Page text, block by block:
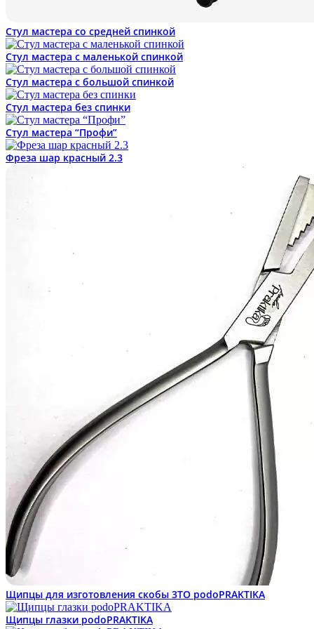
Стул мастера со средней спинкой
Стул мастера с маленькой спинкой
Стул мастера с большой спинкой
Стул мастера без спинки
Стул мастера “Профи”
Фреза шар красный 2.3
Щипцы для изготовления скобы 3ТО podoPRAKTIKA
Щипцы глазки podoPRAKTIKA